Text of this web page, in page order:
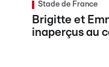
Stade de France
Brigitte et
inaperçus au